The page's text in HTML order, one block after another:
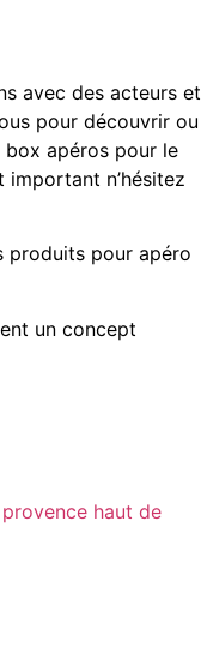
avec des acteurs et
pour découvrir ou
box apéros pour le
n’hésitez
produits pour apéro
un concept